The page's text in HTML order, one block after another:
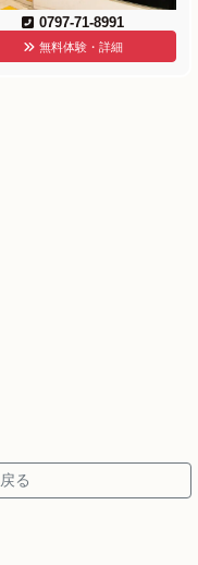
0797-71-8991
無料体験・詳細